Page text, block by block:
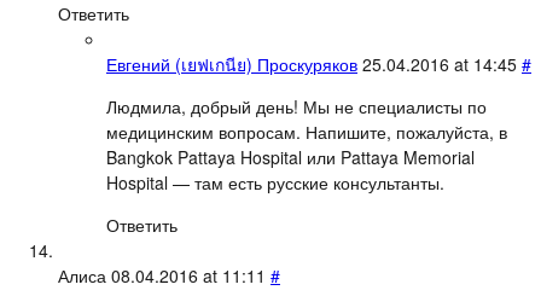
Ответить
Евгений (เยฟเกนีย) Проскуряков 25.04.2016 at 14:45 #
Людмила, добрый день! Мы не специалисты по
медицинским вопросам. Напишите, пожалуйста, в
Bangkok Pattaya Hospital или Pattaya Memorial
Hospital — там есть русские консультанты.
Ответить
Алиса 08.04.2016 at 11:11 #